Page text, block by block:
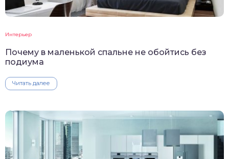
Интерьер
Почему в маленькой спальне не обойтись без
подиума
Читать далее